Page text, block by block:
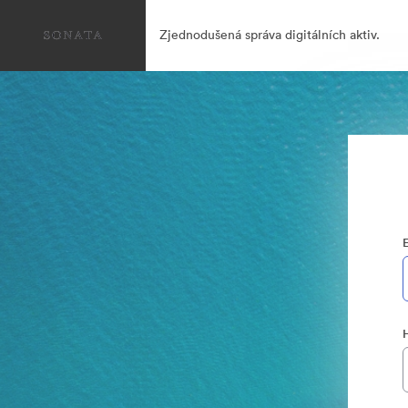
Zjednodušená správa digitálních aktiv.